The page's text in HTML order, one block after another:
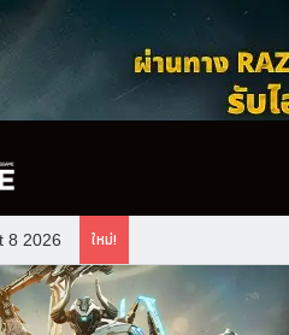
8 2026 ใหม่!